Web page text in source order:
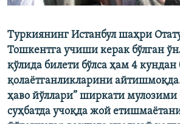
Туркиянинг Истанбул шаҳри
Тошкентга учиши керак бўлган
қўлида билети бўлса ҳам 4 кундан
қолаётганликларини
ҳаво йўллари” ширкати мулозими
суҳбатда учоқда жой